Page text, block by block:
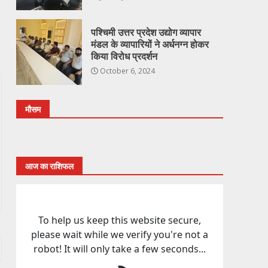
पश्चिमी उत्तर प्रदेश उद्योग व्यापार
मंडल के व्यापारियों ने अर्धनग्न होकर
किया विरोध प्रदर्शन
October 6, 2024
मौसम
आज का राशिफल